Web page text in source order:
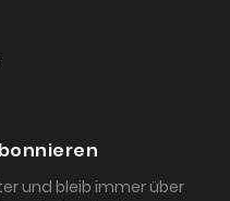
und bleib immer über